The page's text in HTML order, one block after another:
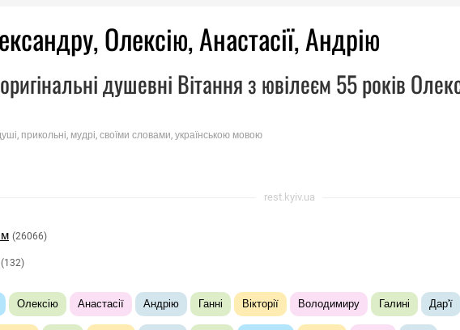
Олексію, Анастасії, Андрію
душевні Вітання з ювілеєм 55 років
прикольні, мудрі, своїми словами, українською мовою
rest.kyiv.ua
(26066)
(132)
Олексію Анастасії Андрію Ганні Вікторії Володимиру Галині Дар'ї